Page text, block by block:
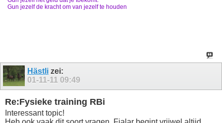
Gun jezelf de kracht om van jezelf te houden
Hästli zei:
01-11-11 09:49
Re:Fysieke training RBi
Interessant topic!